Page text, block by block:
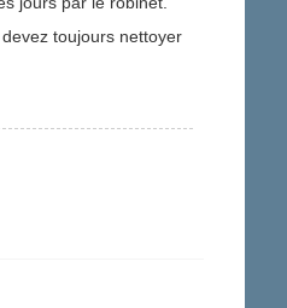
toujours nettoyer